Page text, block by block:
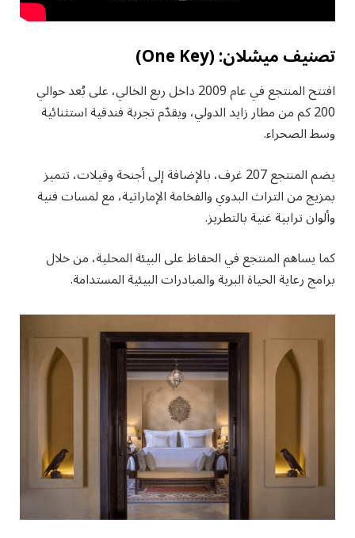
تصنيف ميشلان: (One Key)
افتتح المنتجع في عام 2009 داخل ربع الخالي، على بُعد حوالي
200 كم من مطار زايد الدولي، ويقدّم تجربة فندقية استثنائية
وسط الصحراء.
يضم المنتجع 207 غرف، بالإضافة إلى أجنحة وفيلات، تتميز
بمزيج من التراث البدوي والفخامة الإماراتية، مع لمسات فنية
وألوان ترابية غنية بالتطريز.
كما يساهم المنتجع في الحفاظ على البيئة المحلية، من خلال
برامج رعاية الحياة البرية والمبادرات البيئية المستدامة.